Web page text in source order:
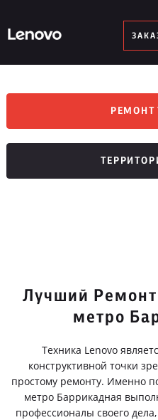
РЕМОНТ
Лучший Ремонт
метро
Техника Lenovo
конструктивной точки
простому ремонту. Именно
метро Баррикадная
профессионалы своего